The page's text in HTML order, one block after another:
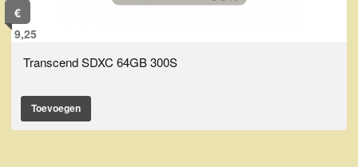
€
9,25
Transcend SDXC 64GB 300S
Toevoegen